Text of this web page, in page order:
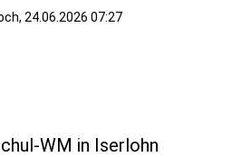
24.06.2026 07:27
WM in Iserlohn